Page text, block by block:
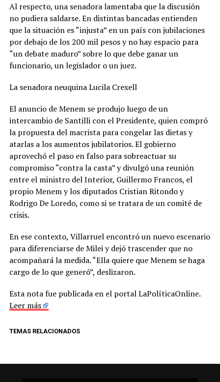
Al respecto, una senadora lamentaba que la discusión
no pudiera saldarse. En distintas bancadas entienden
que la situación es “injusta” en un país con jubilaciones
por debajo de los 200 mil pesos y no hay espacio para
“un debate maduro” sobre lo que debe ganar un
funcionario, un legislador o un juez.
La senadora neuquina Lucila Crexell
El anuncio de Menem se produjo luego de un
intercambio de Santilli con el Presidente, quien compró
la propuesta del macrista para congelar las dietas y
atarlas a los aumentos jubilatorios. El gobierno
aprovechó el paso en falso para sobreactuar su
compromiso “contra la casta” y divulgó una reunión
entre el ministro del Interior, Guillermo Francos, el
propio Menem y los diputados Cristian Ritondo y
Rodrigo De Loredo, como si se tratara de un comité de
crisis.
En ese contexto, Villarruel encontró un nuevo escenario
para diferenciarse de Milei y dejó trascender que no
acompañará la medida. “Ella quiere que Menem se haga
cargo de lo que generó”, deslizaron.
Esta nota fue publicada en el portal LaPolíticaOnline.
Leer más
TEMAS RELACIONADOS